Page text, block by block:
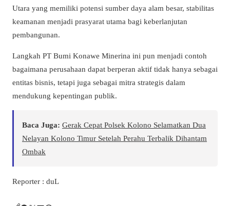
Utara yang memiliki potensi sumber daya alam besar, stabilitas
keamanan menjadi prasyarat utama bagi keberlanjutan
pembangunan.
Langkah PT Bumi Konawe Minerina ini pun menjadi contoh
bagaimana perusahaan dapat berperan aktif tidak hanya sebagai
entitas bisnis, tetapi juga sebagai mitra strategis dalam
mendukung kepentingan publik.
Baca Juga: Gerak Cepat Polsek Kolono Selamatkan Dua
Nelayan Kolono Timur Setelah Perahu Terbalik Dihantam
Ombak
Reporter : duL